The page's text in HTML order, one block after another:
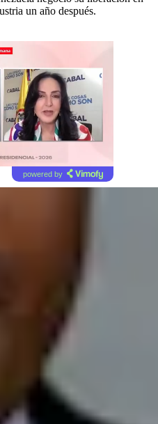
un año después.
powered by